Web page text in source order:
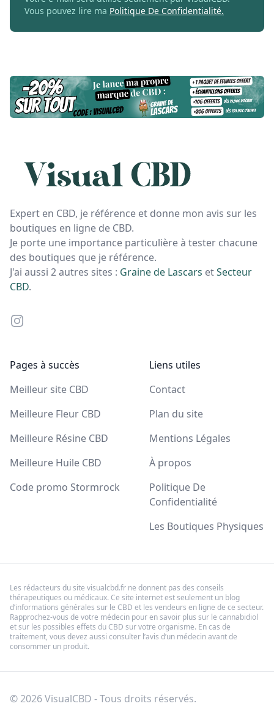
Vous pouvez lire ma Politique De Confidentialité.
Expert en CBD, je référence et donne mon avis sur les
boutiques en ligne de CBD.
Je porte une importance particulière à tester chacune
des boutiques que je référence.
J'ai aussi 2 autres sites : Graine de Lascars etSecteur
CBD.
Instagram
Pages à succès
Meilleur site CBD
Meilleure Fleur CBD
Meilleure Résine CBD
Meilleure Huile CBD
Code promo Stormrock
Liens utiles
Contact
Plan du site
Mentions Légales
À propos
Politique De
Confidentialité
Les Boutiques Physiques
Les rédacteurs du site visualcbd.fr ne donnent pas des conseils
thérapeutiques ou médicaux. Ce site internet est seulement un blog
d’informations générales sur le CBD et les vendeurs en ligne de ce secteur.
Rapprochez-vous de votre médecin pour en savoir plus sur le cannabidiol
et sur les possibles effets du CBD sur votre organisme. En cas de
traitement, vous devez aussi consulter l’avis d’un médecin avant de
consommer un produit.
© 2026 VisualCBD - Tous droits réservés.